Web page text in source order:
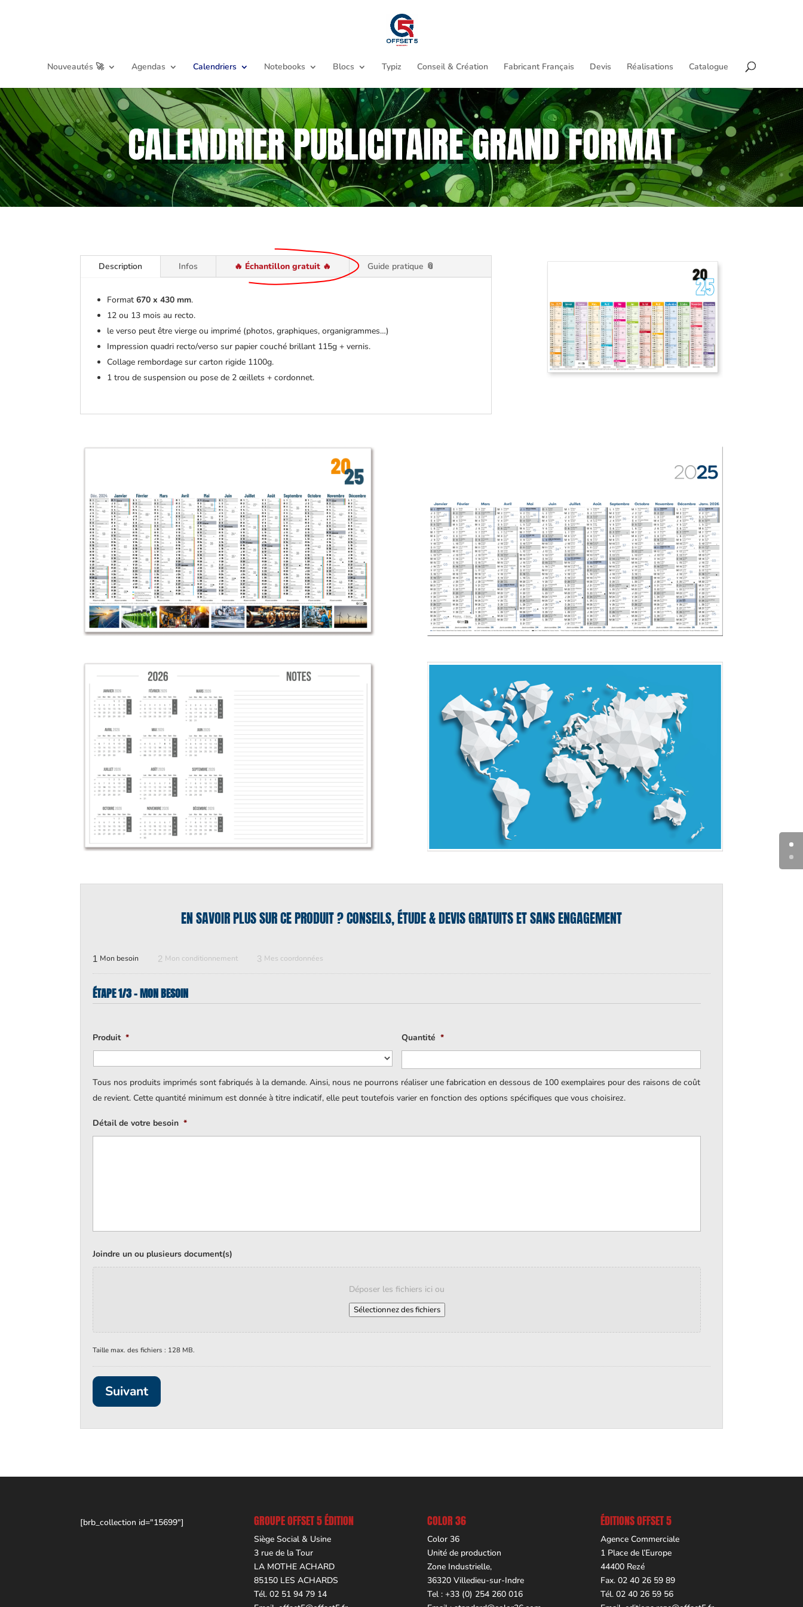
Nouveautés 🚀 Agendas Calendriers Notebooks Blocs Typiz Conseil & Création Fabricant Français Devis Réalisations Catalogue
CALENDRIER PUBLICITAIRE GRAND FORMAT
Description Infos 🔥 Échantillon gratuit 🔥 Guide pratique 📎
Format670 x 430 mm.
12 ou 13 mois au recto.
le verso peut être vierge ou imprimé (photos, graphiques, organigrammes…)
Impression quadri recto/verso sur papier couché brillant 115g + vernis.
Collage rembordage sur carton rigide 1100g.
1 trou de suspension ou pose de 2 œillets + cordonnet.
EN SAVOIR PLUS SUR CE PRODUIT ? CONSEILS, ÉTUDE & DEVIS GRATUITS ET SANS ENGAGEMENT
1 Mon besoin 2 Mon conditionnement 3 Mes coordonnées
ÉTAPE 1/3 - MON BESOIN
Produit * Quantité *
Tous nos produits imprimés sont fabriqués à la demande. Ainsi, nous ne pourrons réaliser une fabrication en dessous de 100 exemplaires pour des raisons de coût
de revient. Cette quantité minimum est donnée à titre indicatif, elle peut toutefois varier en fonction des options spécifiques que vous choisirez.
Détail de votre besoin *
Joindre un ou plusieurs document(s)
Déposer les fichiers ici ou
Sélectionnez des fichiers
Taille max. des fichiers : 128 MB.
[brb_collection id="15699"] GROUPE OFFSET 5 ÉDITION
Siège Social & Usine
3 rue de la Tour
LA MOTHE ACHARD
85150 LES ACHARDS
Tél. 02 51 94 79 14
COLOR 36
Color 36
Unité de production
Zone Industrielle,
36320 Villedieu-sur-Indre
Tel : +33 (0) 254 260 016
ÉDITIONS OFFSET 5
Agence Commerciale
1 Place de l’Europe
44400 Rezé
Fax. 02 40 26 59 89
Tél. 02 40 26 59 56